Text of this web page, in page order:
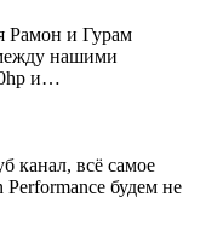
Рамон и Гурам
нашими
и…
канал, всё самое
будем не